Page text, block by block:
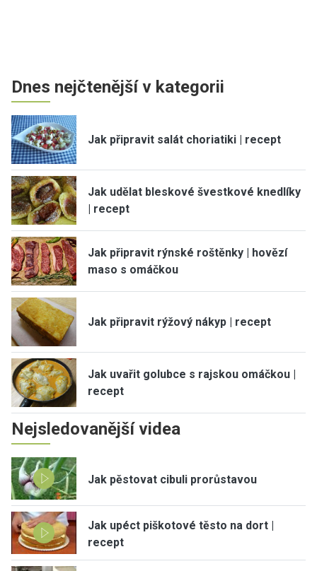
Dnes nejčtenější v kategorii
Jak připravit salát choriatiki | recept
Jak udělat bleskové švestkové knedlíky
| recept
Jak připravit rýnské roštěnky | hovězí
maso s omáčkou
Jak připravit rýžový nákyp | recept
Jak uvařit golubce s rajskou omáčkou |
recept
Nejsledovanější videa
Jak pěstovat cibuli prorůstavou
Jak upéct piškotové těsto na dort |
recept